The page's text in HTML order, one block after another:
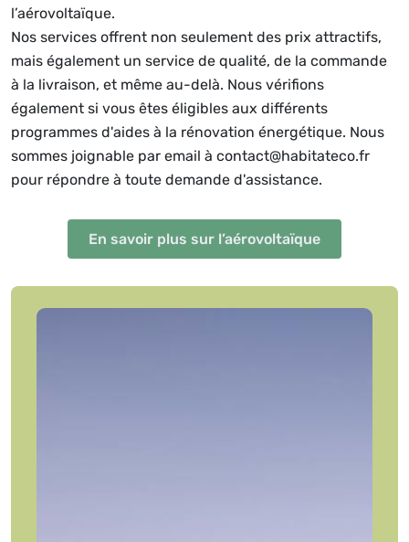
l’aérovoltaïque.
Nos services offrent non seulement des prix attractifs,
mais également un service de qualité, de la commande
à la livraison, et même au-delà. Nous vérifions
également si vous êtes éligibles aux différents
programmes d'aides à la rénovation énergétique. Nous
sommes joignable par email à contact@habitateco.fr
pour répondre à toute demande d'assistance.
En savoir plus sur l’aérovoltaïque